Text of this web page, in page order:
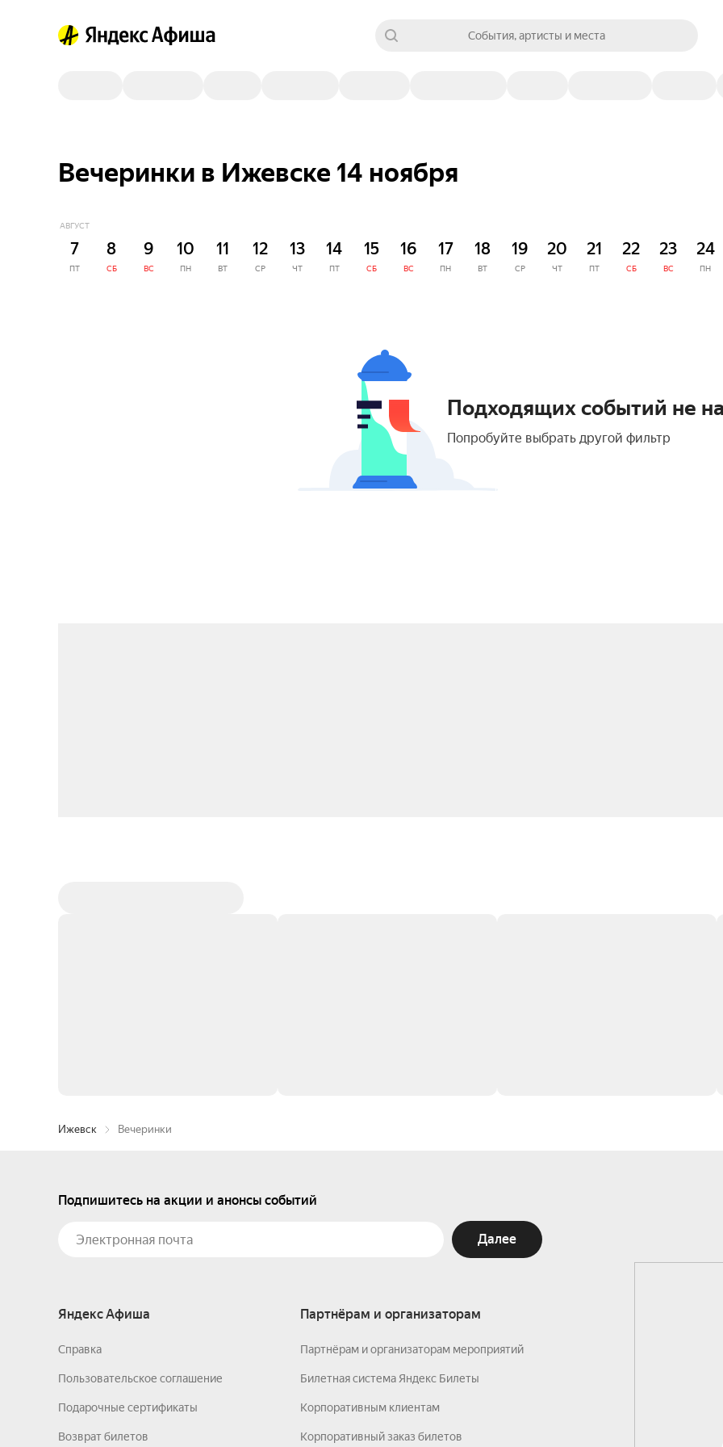
События, артисты и места
Вечеринки в Ижевске 14 ноября
АВГУСТ
7
ПТ
8
СБ
9
ВС
10
ПН
11
ВТ
12
СР
13
ЧТ
14
ПТ
15
СБ
16
ВС
17
ПН
18
ВТ
19
СР
20
ЧТ
21
ПТ
22
СБ
23
ВС
24
ПН
Подходящих событий не
Попробуйте выбрать другой фильтр
Ижевск Вечеринки
Подпишитесь на акции и анонсы событий
Далее
Яндекс Афиша
Справка
Пользовательское соглашение
Подарочные сертификаты
Возврат билетов
Партнёрам и организаторам
Партнёрам и организаторам мероприятий
Билетная система Яндекс Билеты
Корпоративным клиентам
Корпоративный заказ билетов